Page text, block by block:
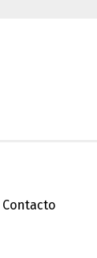
Contacto